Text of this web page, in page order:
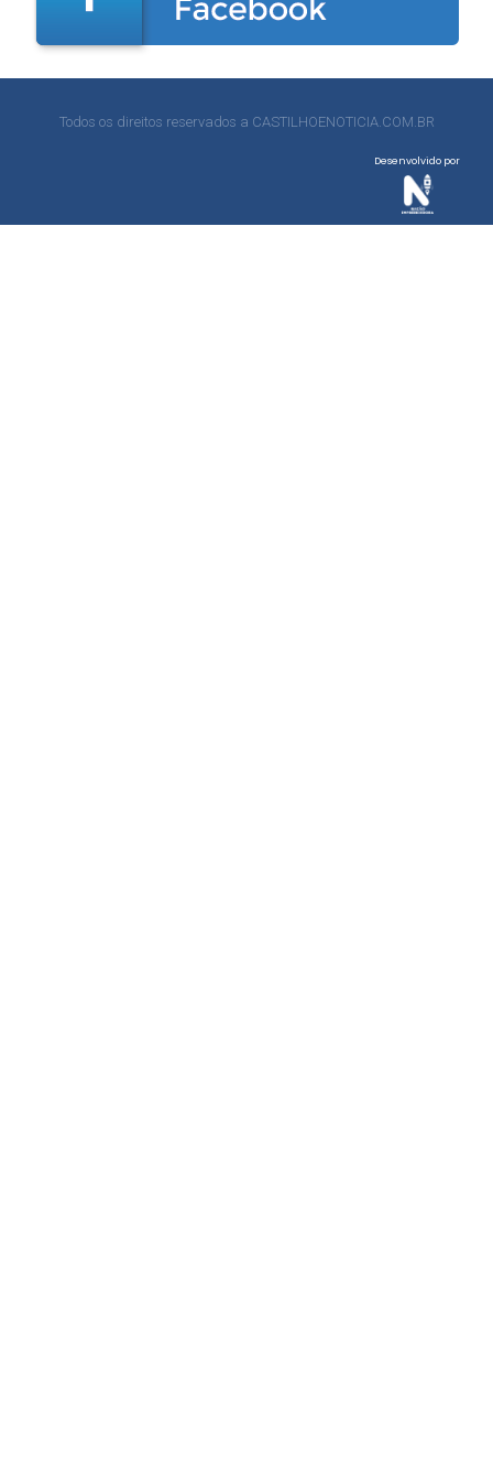
Todos os direitos reservados a CASTILHOENOTICIA.COM.BR
Desenvolvido por